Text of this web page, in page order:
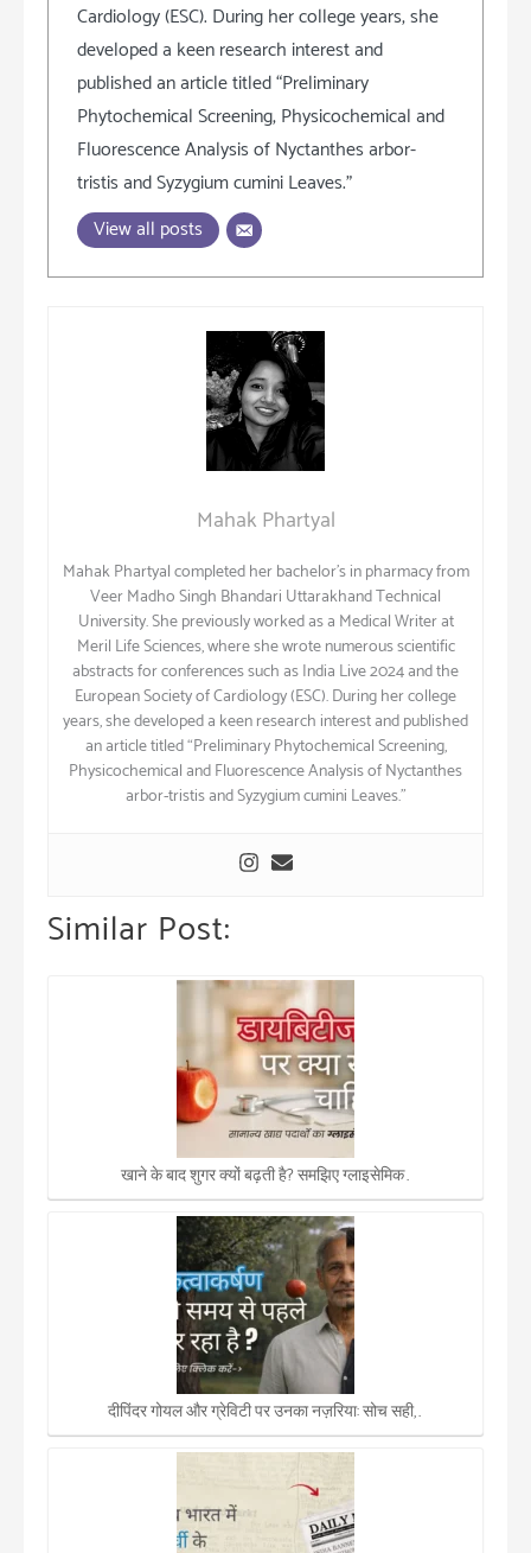
Cardiology (ESC). During her college years, she
developed a keen research interest and
published an article titled “Preliminary
Phytochemical Screening, Physicochemical and
Fluorescence Analysis of Nyctanthes arbor-
tristis and Syzygium cumini Leaves.”
View all posts
Mahak Phartyal
Mahak Phartyal completed her bachelor’s in pharmacy from
Veer Madho Singh Bhandari Uttarakhand Technical
University. She previously worked as a Medical Writer at
Meril Life Sciences, where she wrote numerous scientific
abstracts for conferences such as India Live 2024 and the
European Society of Cardiology (ESC). During her college
years, she developed a keen research interest and published
an article titled “Preliminary Phytochemical Screening,
Physicochemical and Fluorescence Analysis of Nyctanthes
arbor-tristis and Syzygium cumini Leaves.”
Similar Post:
खाने के बाद शुगर क्यों बढ़ती है? समझिए ग्लाइसेमिक…
दीपिंदर गोयल और ग्रेविटी पर उनका नज़रिया: सोच सही,…